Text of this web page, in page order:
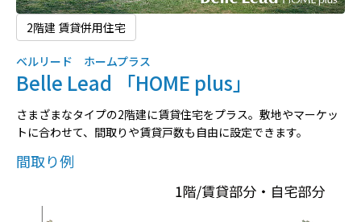
2階建 賃貸併用住宅
ベルリード ホームプラス
Belle Lead 「HOME plus」
さまざまなタイプの2階建に賃貸住宅をプラス。敷地やマーケッ
トに合わせて、間取りや賃貸戸数も自由に設定できます。
間取り例